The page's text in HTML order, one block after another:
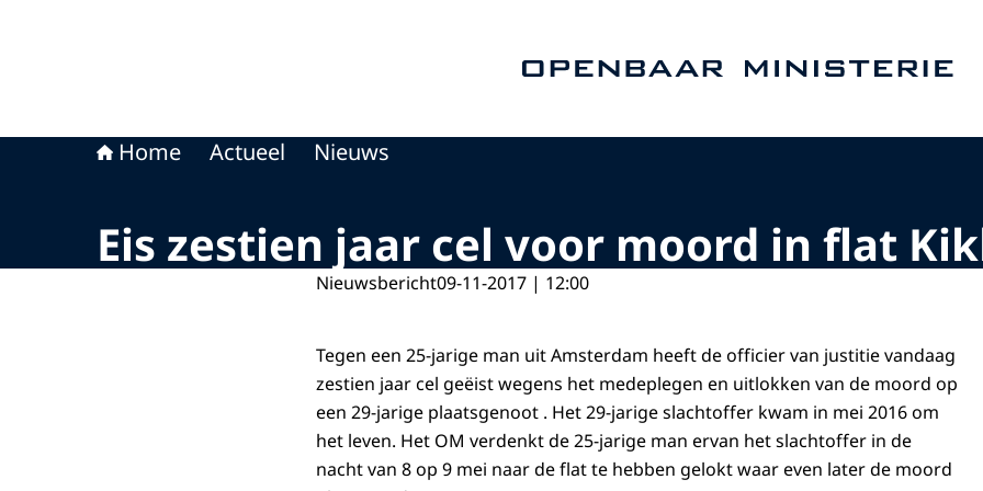
Home Actueel Nieuws
Eis zestien jaar cel voor moord in flat
Nieuwsbericht09-11-2017 | 12:00
Tegen een 25-jarige man uit Amsterdam heeft de officier van justitie vandaag
zestien jaar cel geëist wegens het medeplegen en uitlokken van de moord op
een 29-jarige plaatsgenoot . Het 29-jarige slachtoffer kwam in mei 2016 om
het leven. Het OM verdenkt de 25-jarige man ervan het slachtoffer in de
nacht van 8 op 9 mei naar de flat te hebben gelokt waar even later de moord